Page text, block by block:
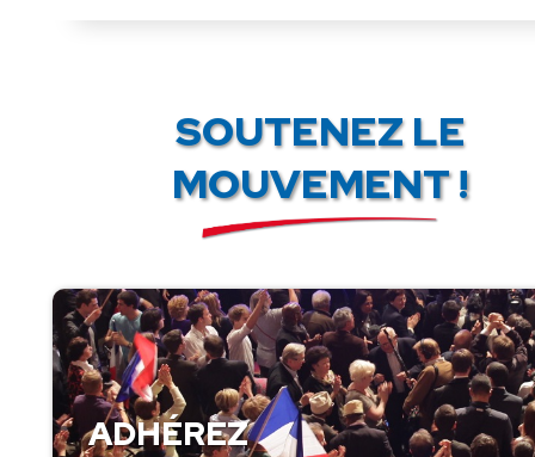
SOUTENEZ LE
MOUVEMENT !
ADHÉREZ